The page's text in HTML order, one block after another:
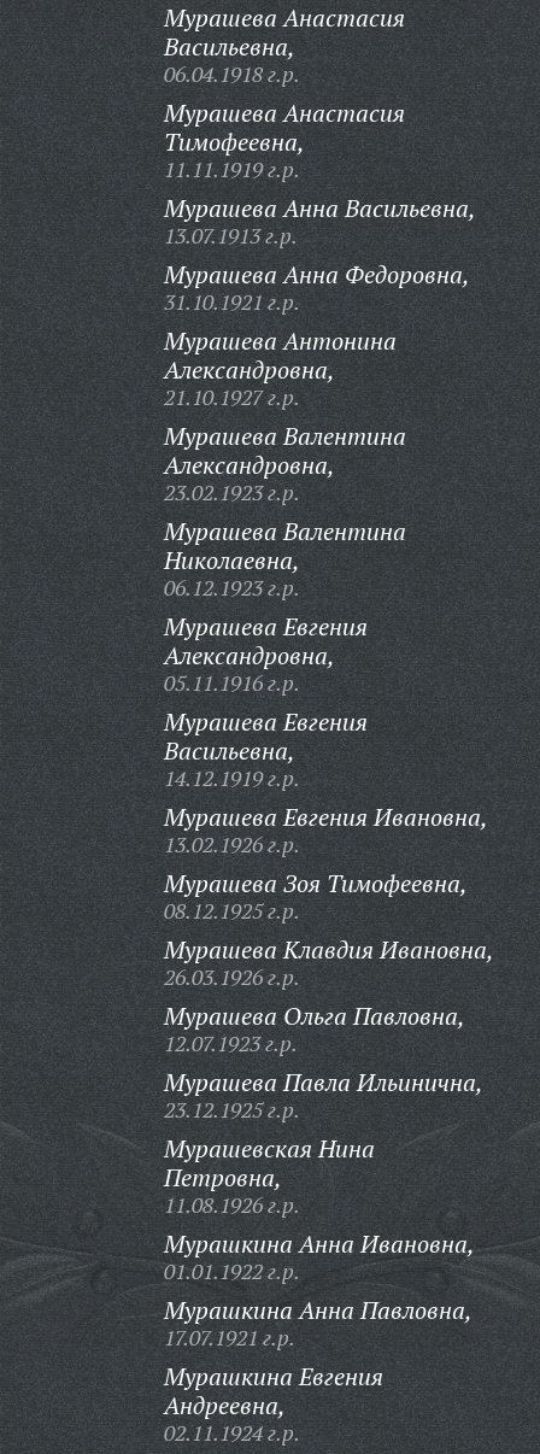
Мурашева Анастасия
Васильевна,
06.04.1918 г.р.
Мурашева Анастасия
Тимофеевна,
11.11.1919 г.р.
Мурашева Анна Васильевна,
13.07.1913 г.р.
Мурашева Анна Федоровна,
31.10.1921 г.р.
Мурашева Антонина
Александровна,
21.10.1927 г.р.
Мурашева Валентина
Александровна,
23.02.1923 г.р.
Мурашева Валентина
Николаевна,
06.12.1923 г.р.
Мурашева Евгения
Александровна,
05.11.1916 г.р.
Мурашева Евгения
Васильевна,
14.12.1919 г.р.
Мурашева Евгения Ивановна,
13.02.1926 г.р.
Мурашева Зоя Тимофеевна,
08.12.1925 г.р.
Мурашева Клавдия Ивановна,
26.03.1926 г.р.
Мурашева Ольга Павловна,
12.07.1923 г.р.
Мурашева Павла Ильинична,
23.12.1925 г.р.
Мурашевская Нина
Петровна,
11.08.1926 г.р.
Мурашкина Анна Ивановна,
01.01.1922 г.р.
Мурашкина Анна Павловна,
17.07.1921 г.р.
Мурашкина Евгения
Андреевна,
02.11.1924 г.р.